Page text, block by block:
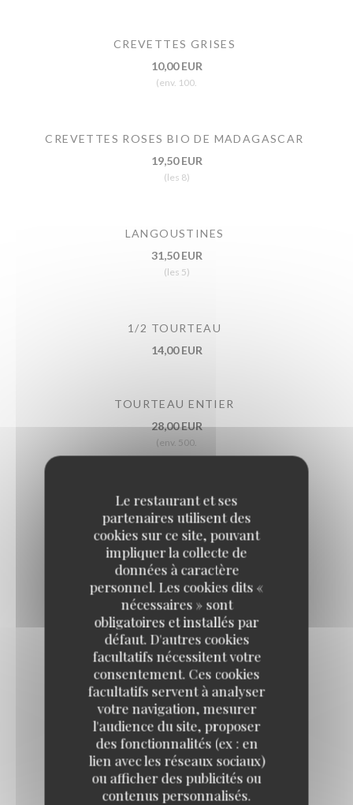
Le restaurant et ses
partenaires utilisent des
cookies sur ce site, pouvant
impliquer la collecte de
données à caractère
personnel. Les cookies dits «
nécessaires » sont
obligatoires et installés par
défaut. D'autres cookies
facultatifs nécessitent votre
consentement. Ces cookies
facultatifs servent à analyser
votre navigation, mesurer
l'audience du site, proposer
des fonctionnalités (ex : en
lien avec les réseaux sociaux)
ou afficher des publicités ou
contenus personnalisés.
CREVETTES GRISES
10,00 EUR
(env. 100.
CREVETTES ROSES BIO DE MADAGASCAR
19,50 EUR
(les 8)
LANGOUSTINES
31,50 EUR
(les 5)
1/2 TOURTEAU
14,00 EUR
TOURTEAU ENTIER
28,00 EUR
(env. 500.
1/2 HOMARD* FROID
*Homard canadien.
26,00 EUR
HOMARD* FROID
*Homard canadien.
52,00 EUR
(env. 550.
Entrées